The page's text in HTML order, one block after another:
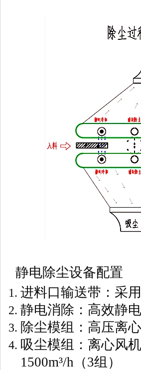
静电除尘设备配置
进料口输送带：采
静电消除：高效静
除尘模组：高压离
吸尘模组：离心风
1500m³/h（3组）